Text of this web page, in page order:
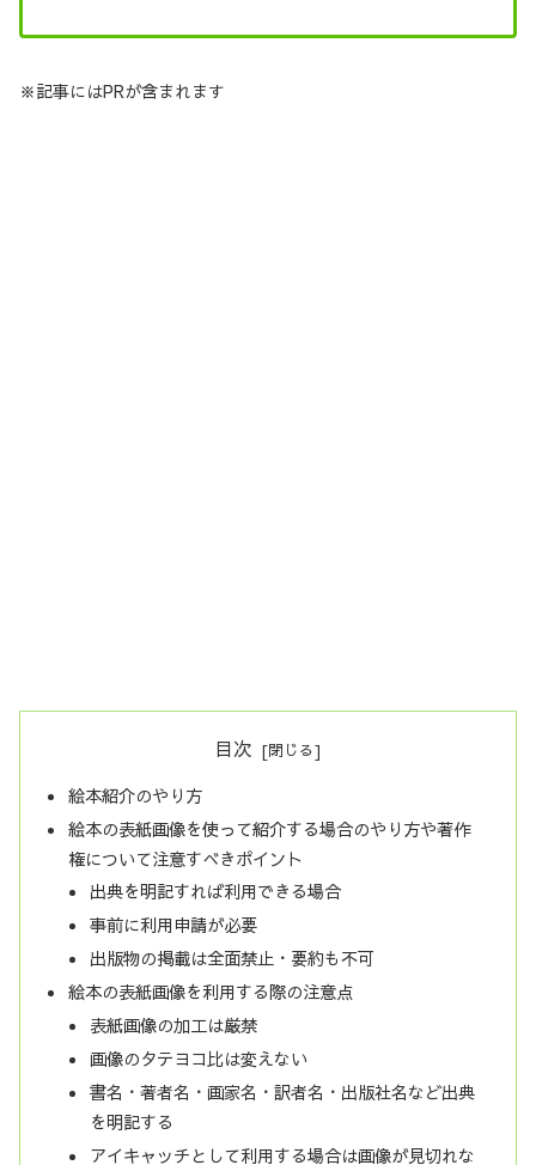
※記事にはPRが含まれます
目次
絵本紹介のやり方
絵本の表紙画像を使って紹介する場合のやり方や著作
権について注意すべきポイント
出典を明記すれば利用できる場合
事前に利用申請が必要
出版物の掲載は全面禁止・要約も不可
絵本の表紙画像を利用する際の注意点
表紙画像の加工は厳禁
画像のタテヨコ比は変えない
書名・著者名・画家名・訳者名・出版社名など出典
を明記する
アイキャッチとして利用する場合は画像が見切れな